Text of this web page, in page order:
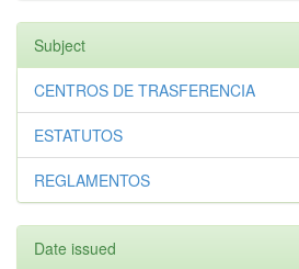
Subject
CENTROS DE TRASFERENCIA
ESTATUTOS
REGLAMENTOS
Date issued